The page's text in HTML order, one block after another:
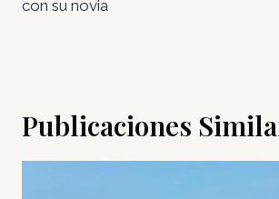
con su novia
Publicaciones